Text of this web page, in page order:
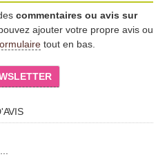
commentaires ou avis sur
pouvez ajouter votre propre avis ou
tout en bas.